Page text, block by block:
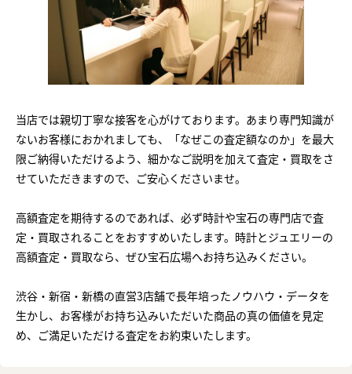
当店では親切丁寧な接客を心がけております。あまり専門知識が
ないお客様におかれましても、「なぜこの査定額なのか」を最大
限ご納得いただけるよう、細かなご説明を加えて査定・買取をさ
せていただきますので、ご安心くださいませ。
高額査定を期待するのであれば、必ず時計や宝石の専門店で査
定・買取されることをおすすめいたします。時計とジュエリーの
高額査定・買取なら、ぜひ宝石広場へお持ち込みください。
渋谷・新宿・新橋の直営3店舗で長年培ったノウハウ・データを
生かし、お客様がお持ち込みいただいた商品の真の価値を見定
め、ご満足いただける査定をお約束いたします。